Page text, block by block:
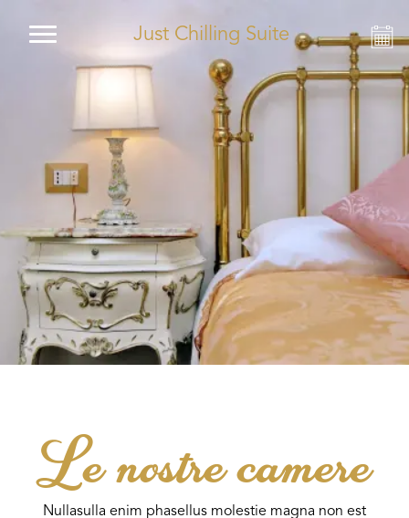
Just Chilling Suite
Le nostre camere
Nullasulla enim phasellus molestie magna non est